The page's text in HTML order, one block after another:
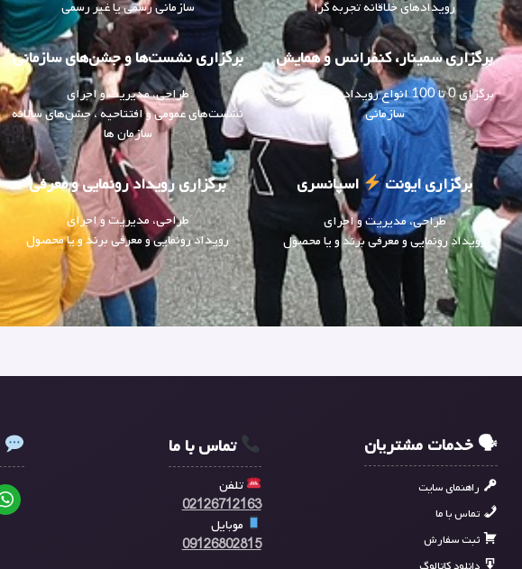
رویدادهای خلاقانه تجربه گرا
سازمانی رسمی یا غیر رسمی
برگزاری سمینار، کنفرانس و همایش
برگزای 0 تا 100 انواع رویداد های شرکتی و
سازمانی
برگزاری نشست‌ها و جشن‌های سازمانی
طراحی، مدیریت و اجرای
نشست‌های عمومی و افتتاحیه ، جشن‌های سالانه
سازمان ها
برگزاری ایونت اسپانسری
طراحی، مدیریت و اجرای
رویداد رونمایی و معرفی برند و یا محصول
برگزاری رویداد رونمایی و معرفی
طراحی، مدیریت و اجرای
رویداد رونمایی و معرفی برند و یا محصول
🗣 خدمات مشتریان
راهنمای سایت
تماس با ما
ثبت سفارش
تماس با ما
تلفن
02126712163
موبایل
09126802815